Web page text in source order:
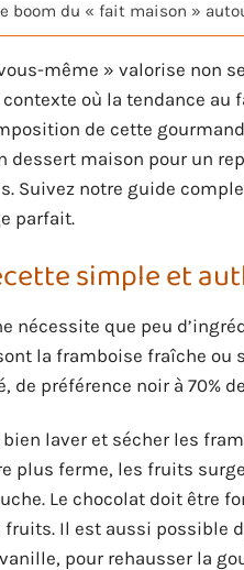
boom du « fait maison »
même » valorise non
où la tendance
de cette
dessert maison pour un
Suivez notre guide
parfait.
simple et
nécessite que peu
la framboise fraîche
de préférence noir à 70%
laver et sécher les
plus ferme, les fruits
Le chocolat doit être
Il est aussi possible
pour rehausser la